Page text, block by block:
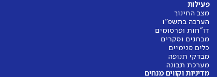
פעילות
מצב החינוך
הערכה בתשפ"ו
דו"חות ופרסומים
מבחנים וסקרים
כלים פנימיים
מבדקי תנופה
מערכת תבונה
מדיניות וקווים מנחים